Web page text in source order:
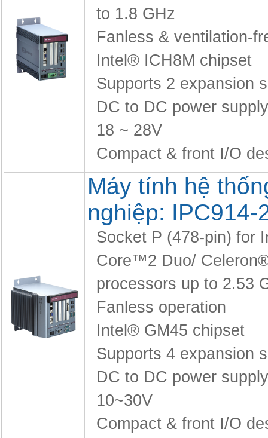
to 1.8 GHz
Fanless & ventilation-
Intel® ICH8M chipset
Supports 2 expansion
DC to DC power
18 ~ 28V
Compact & front I/O
Máy tính hệ
nghiệp: IPC914-
Socket P (478-pin) for
Core™2 Duo/
processors up to 2.53
Fanless operation
Intel® GM45 chipset
Supports 4 expansion
DC to DC power
10~30V
Compact & front I/O